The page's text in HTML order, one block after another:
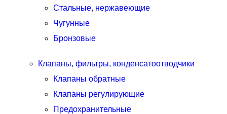
Стальные, нержавеющие
Чугунные
Бронзовые
Клапаны, фильтры, конденсатоотводчики
Клапаны обратные
Клапаны регулирующие
Предохранительные